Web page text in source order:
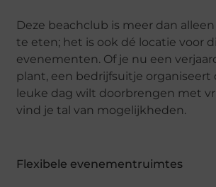
Deze beachclub is meer dan
te eten; het is ook dé locatie voor
evenementen. Of je nu een
plant, een bedrijfsuitje organiseert
leuke dag wilt doorbrengen met
vind je tal van mogelijkheden.
Flexibele evenementruimtes